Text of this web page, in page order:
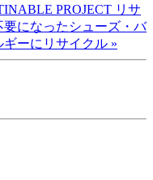
PROJECT リサ
になったシューズ・バ
ーにリサイクル »